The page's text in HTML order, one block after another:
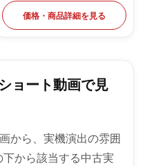
価格・商品詳細を見る
ョート動画で見
から、実機演出の雰囲
から該当する中古実